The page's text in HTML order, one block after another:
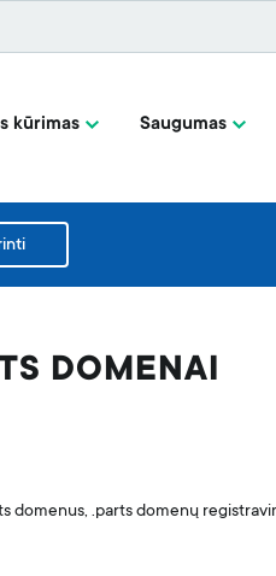
kūrimas Saugumas
DOMENAI
domenus, .parts domenų